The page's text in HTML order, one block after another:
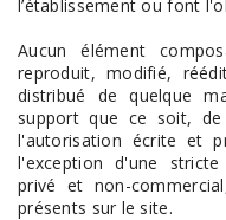
l’établissement ou font
Aucun élément
reproduit, modifié,
distribué de quelque
support que ce soit,
l'autorisation écrite et
l'exception d'une
privé et non-
présents sur le site.